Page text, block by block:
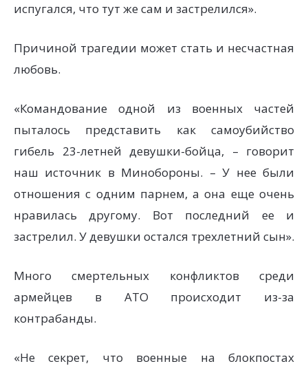
испугался, что тут же сам и застрелился».
Причиной трагедии может стать и несчастная
любовь.
«Командование одной из военных частей
пыталось представить как самоубийство
гибель 23-летней девушки-бойца, – говорит
наш источник в Минобороны. – У нее были
отношения с одним парнем, а она еще очень
нравилась другому. Вот последний ее и
застрелил. У девушки остался трехлетний сын».
Много смертельных конфликтов среди
армейцев в АТО происходит из-за
контрабанды.
«Не секрет, что военные на блокпостах